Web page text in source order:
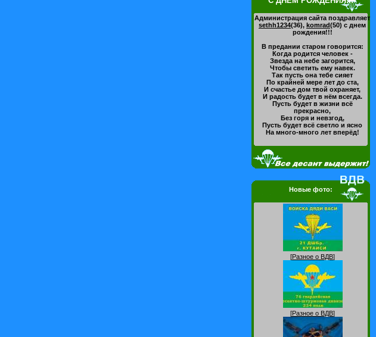
Администрация сайта поздравляет
sethh1234(36), komrad(50) с днем
рождения!!!
В предании старом говорится:
Когда родится человек -
Звезда на небе загорится,
Чтобы светить ему навек.
Так пусть она тебе сияет
По крайней мере лет до ста,
И счастье дом твой охраняет,
И радость будет в нём всегда.
Пусть будет в жизни всё
прекрасно,
Без горя и невзгод,
Пусть будет всё светло и ясно
На много-много лет вперёд!
Новые фото:
[Разное о ВДВ]
[Разное о ВДВ]